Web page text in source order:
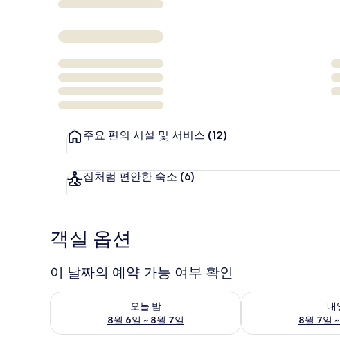
주요 편의 시설 및 서비스 (12)
집처럼 편안한 숙소 (6)
객실 옵션
이 날짜의 예약 가능 여부 확인
오늘 밤
8월 6일 ~ 8월 7일
오늘 밤 예약 가능 여부 확인, 8월 6일 ~ 8월 7일
내
8월 7일
내일 예약 가능 여부